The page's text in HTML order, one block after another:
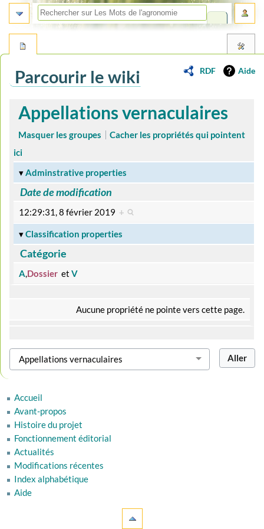
RDF Aide
Parcourir le wiki
Aller
Aller
Appellations vernaculaires
Masquer les groupes
Cacher les propriétés qui pointent
ici
Adminstrative properties
Date de modification
12:29:31, 8 février 2019 +
Classification properties
Catégorie
A,Dossier etV
Aucune propriété ne pointe vers cette page.
Accueil
Avant-propos
Histoire du projet
Fonctionnement éditorial
Actualités
Modifications récentes
Index alphabétique
Aide